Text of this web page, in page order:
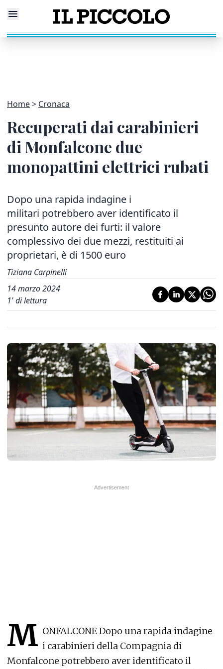
Home Cronaca
Recuperati dai carabinieri
di Monfalcone due
monopattini elettrici rubati
Dopo una rapida indagine i
militari potrebbero aver identificato il
presunto autore dei furti: il valore
complessivo dei due mezzi, restituiti ai
proprietari, è di 1500 euro
Tiziana Carpinelli
14 marzo 2024
1' di lettura
M ONFALCONE Dopo una rapida indagine
i carabinieri della Compagnia di
Monfalcone potrebbero aver identificato il